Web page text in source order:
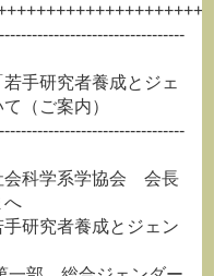
手研究者養成とジェ
（ご案内）
会科学系学協会 会長
へ
研究者養成とジェン